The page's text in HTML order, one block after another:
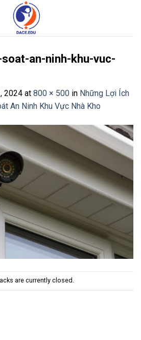
an-ninh-khu-vuc-
2024 at 800 × 500 in Những Lợi Ích
An Ninh Khu Vực Nhà Kho
are currently closed.